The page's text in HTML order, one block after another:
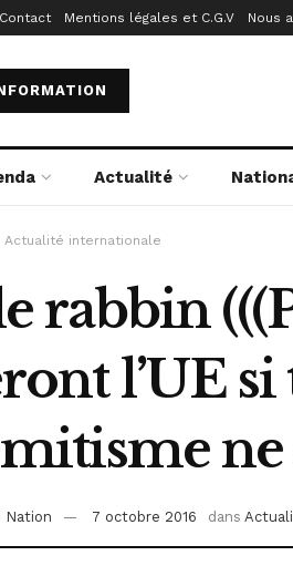
Contact Mentions légales et C.G.V Nous
Actualité
Actualité internationale
rabbin
l’UE
ne
Nation 7 octobre 2016 dans